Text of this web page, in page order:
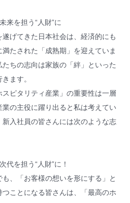
来を担う“人財”に
げてきた日本社会は、経済的にも
たされた「成熟期」を迎えていま
ちの志向は家族の「絆」といった
ます。
ピタリティ産業」の重要性は一層
の主役に躍り出ると私は考えてい
入社員の皆さんには次のような志
代を担う“人財”に！
、「お客様の想いを形にする」と
ことになる皆さんは、「最高のホ